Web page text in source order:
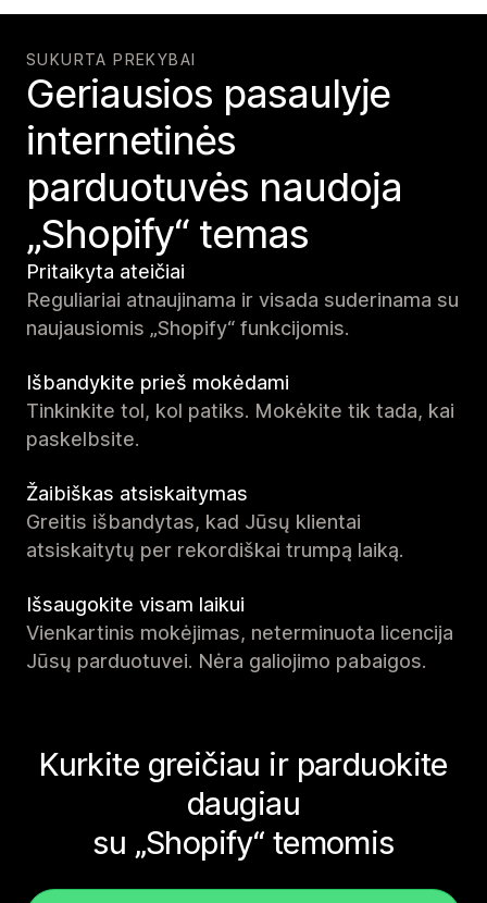
SUKURTA PREKYBAI
Geriausios pasaulyje
internetinės
parduotuvės naudoja
„Shopify“ temas
Pritaikyta ateičiai
Reguliariai atnaujinama ir visada suderinama su
naujausiomis „Shopify“ funkcijomis.
Išbandykite prieš mokėdami
Tinkinkite tol, kol patiks. Mokėkite tik tada, kai
paskelbsite.
Žaibiškas atsiskaitymas
Greitis išbandytas, kad Jūsų klientai
atsiskaitytų per rekordiškai trumpą laiką.
Išsaugokite visam laikui
Vienkartinis mokėjimas, neterminuota licencija
Jūsų parduotuvei. Nėra galiojimo pabaigos.
Kurkite greičiau ir parduokite
daugiau
su „Shopify“ temomis